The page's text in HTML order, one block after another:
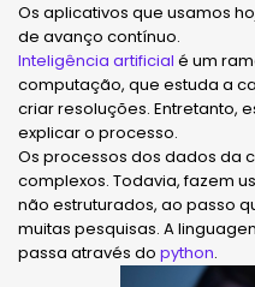
Os aplicativos que usamos
de avanço contínuo.
Inteligência artificial é um
computação, que estuda a
criar resoluções. Entretanto,
explicar o processo.
Os processos dos dados da
complexos. Todavia, fazem
não estruturados, ao passo
muitas pesquisas. A
passa através do python.